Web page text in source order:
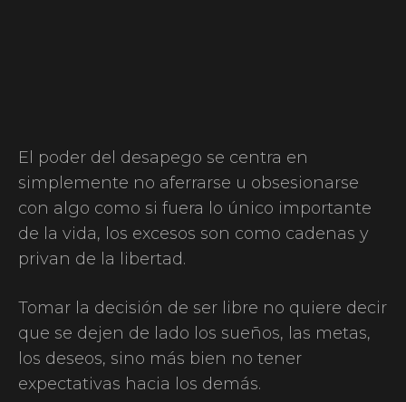
El poder del desapego se centra en
simplemente no aferrarse u obsesionarse
con algo como si fuera lo único importante
de la vida, los excesos son como cadenas y
privan de la libertad.
Tomar la decisión de ser libre no quiere decir
que se dejen de lado los sueños, las metas,
los deseos, sino más bien no tener
expectativas hacia los demás.